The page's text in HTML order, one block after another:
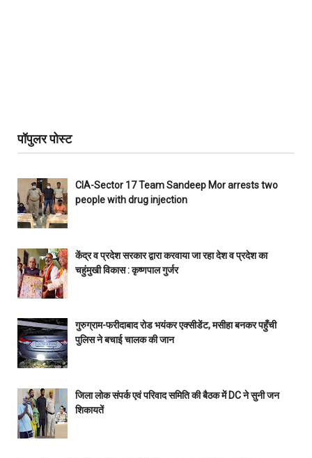
पॉपुलर पोस्ट
CIA-Sector 17 Team Sandeep Mor arrests two
people with drug injection
केंद्र व प्रदेश सरकार द्वारा करवाया जा रहा देश व प्रदेश का
चहुंमुखी विकास : कृष्णपाल गुर्जर
गुरुग्राम-फरीदाबाद रोड भयंकर एक्सीडेंट, मसीहा बनकर पहुँची
पुलिस ने बचाई चालक की जान
जिला लोक संपर्क एवं परिवाद समिति की बैठक में DC ने सुनी जन
शिकायतें